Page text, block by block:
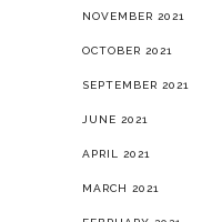
NOVEMBER 2021
OCTOBER 2021
SEPTEMBER 2021
JUNE 2021
APRIL 2021
MARCH 2021